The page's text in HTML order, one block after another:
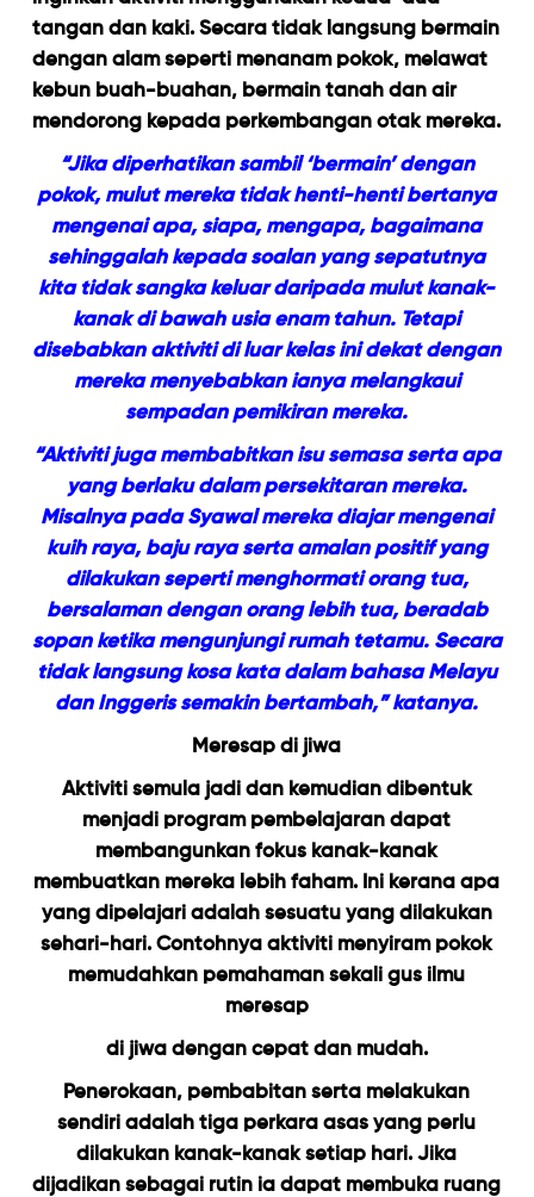
tangan dan kaki. Secara tidak langsung bermain
dengan alam seperti menanam pokok, melawat
kebun buah-buahan, bermain tanah dan air
mendorong kepada perkembangan otak mereka.
“Jika diperhatikan sambil ‘bermain’ dengan
pokok, mulut mereka tidak henti-henti bertanya
mengenai apa, siapa, mengapa, bagaimana
sehinggalah kepada soalan yang sepatutnya
kita tidak sangka keluar daripada mulut kanak-
kanak di bawah usia enam tahun. Tetapi
disebabkan aktiviti di luar kelas ini dekat dengan
mereka menyebabkan ianya melangkaui
sempadan pemikiran mereka.
“Aktiviti juga membabitkan isu semasa serta apa
yang berlaku dalam persekitaran mereka.
Misalnya pada Syawal mereka diajar mengenai
kuih raya, baju raya serta amalan positif yang
dilakukan seperti menghormati orang tua,
bersalaman dengan orang lebih tua, beradab
sopan ketika mengunjungi rumah tetamu. Secara
tidak langsung kosa kata dalam bahasa Melayu
dan Inggeris semakin bertambah,” katanya.
Meresap di jiwa
Aktiviti semula jadi dan kemudian dibentuk
menjadi program pembelajaran dapat
membangunkan fokus kanak-kanak
membuatkan mereka lebih faham. Ini kerana apa
yang dipelajari adalah sesuatu yang dilakukan
sehari-hari. Contohnya aktiviti menyiram pokok
memudahkan pemahaman sekali gus ilmu
meresap
di jiwa dengan cepat dan mudah.
Penerokaan, pembabitan serta melakukan
sendiri adalah tiga perkara asas yang perlu
dilakukan kanak-kanak setiap hari. Jika
dijadikan sebagai rutin ia dapat membuka ruang